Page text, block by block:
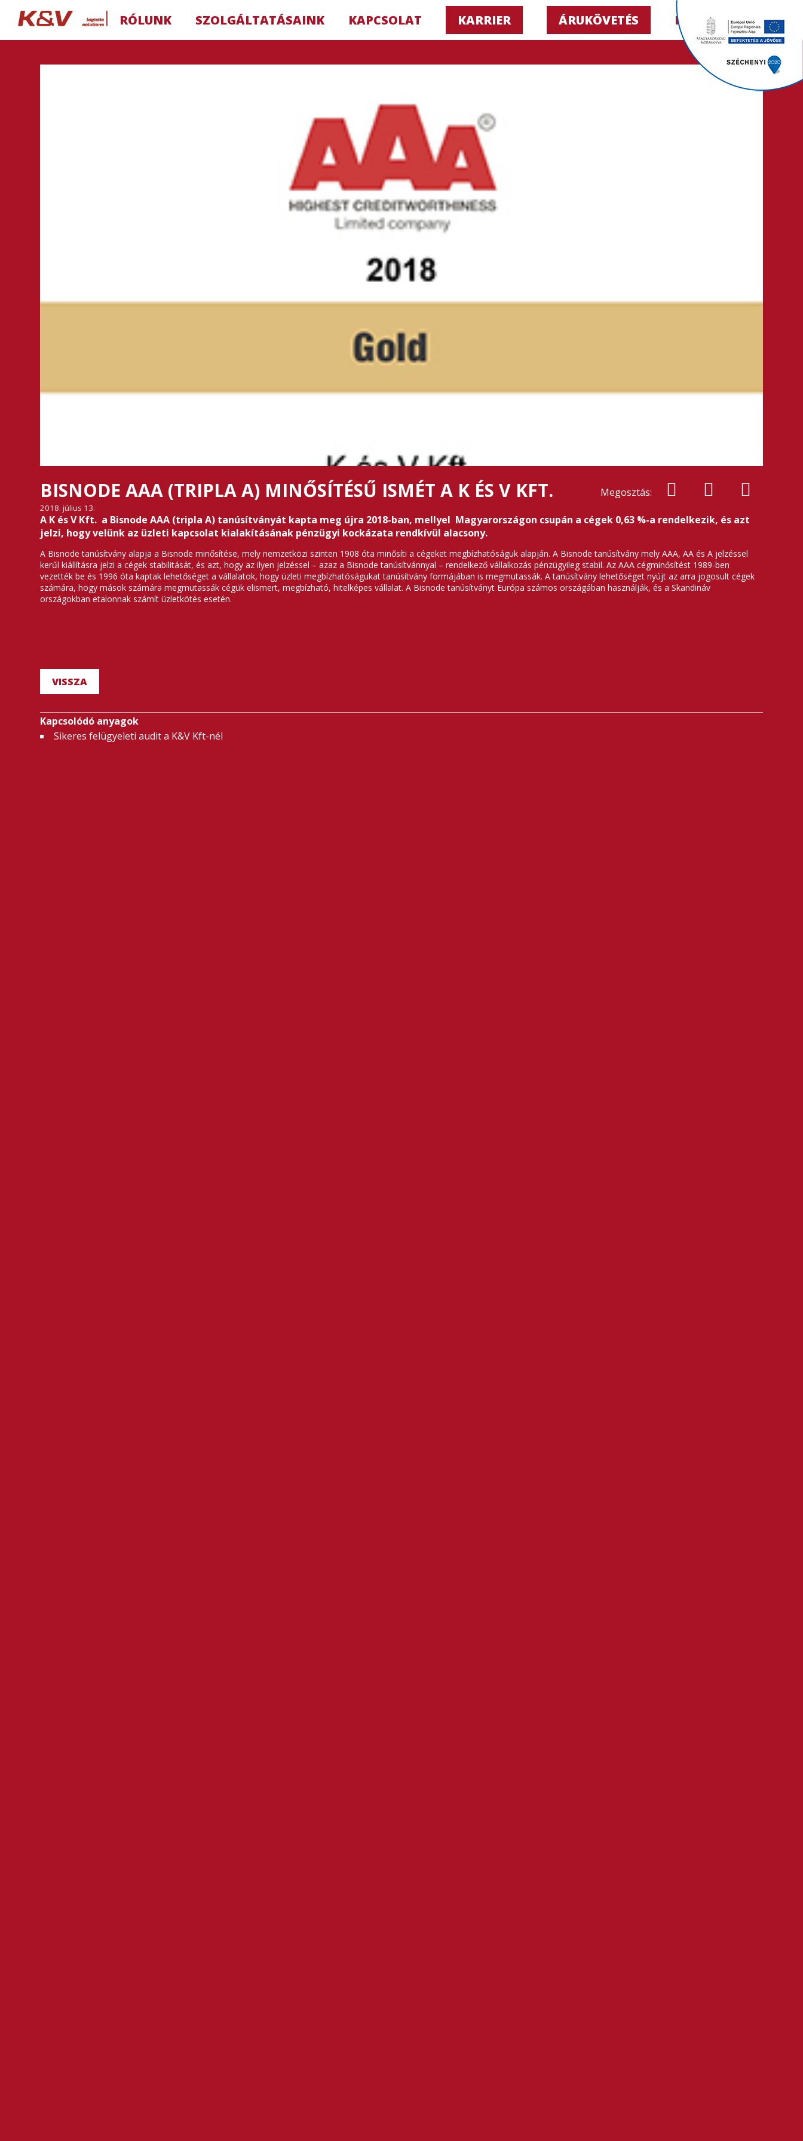
RÓLUNK SZOLGÁLTATÁSAINK KAPCSOLAT KARRIER ÁRUKÖVETÉS HU ▼
Megosztás:
BISNODE AAA (TRIPLA A) MINŐSÍTÉSŰ ISMÉT A K ÉS V KFT.
2018. július 13.
A K és V Kft. a Bisnode AAA (tripla A) tanúsítványát kapta meg újra 2018-ban, mellyel Magyarországon csupán a cégek 0,63 %-a rendelkezik, és azt
jelzi, hogy velünk az üzleti kapcsolat kialakításának pénzügyi kockázata rendkívül alacsony.
A Bisnode tanúsítvány alapja a Bisnode minősítése, mely nemzetközi szinten 1908 óta minősíti a cégeket megbízhatóságuk alapján. A Bisnode tanúsítvány mely AAA, AA és A jelzéssel
kerűl kiállításra jelzi a cégek stabilitását, és azt, hogy az ilyen jelzéssel – azaz a Bisnode tanúsítvánnyal – rendelkező vállalkozás pénzügyileg stabil. Az AAA cégminősítést 1989-ben
vezették be és 1996 óta kaptak lehetőséget a vállalatok, hogy üzleti megbízhatóságukat tanúsítvány formájában is megmutassák. A tanúsítvány lehetőséget nyújt az arra jogosult cégek
számára, hogy mások számára megmutassák cégük elismert, megbízható, hitelképes vállalat. A Bisnode tanúsítványt Európa számos országában használják, és a Skandináv
országokban etalonnak számít üzletkötés esetén.
VISSZA
Kapcsolódó anyagok
Sikeres felügyeleti audit a K&V Kft-nél